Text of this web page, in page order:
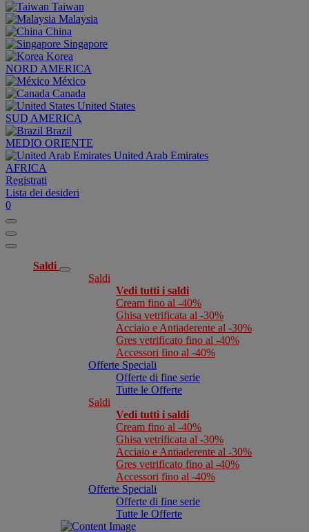
Taiwan
Malaysia
China
Singapore
Korea
NORD AMERICA
México
Canada
United States
SUD AMERICA
Brazil
MEDIO ORIENTE
United Arab Emirates
AFRICA
Registrati
Lista dei desideri
0
Saldi
Saldi
Vedi tutti i saldi
Cream fino al -40%
Ghisa vetrificata al -30%
Acciaio e Antiaderente al -30%
Gres vetrificato fino al -40%
Accessori fino al -40%
Offerte Speciali
Offerte di fine serie
Tutte le Offerte
Saldi
Vedi tutti i saldi
Cream fino al -40%
Ghisa vetrificata al -30%
Acciaio e Antiaderente al -30%
Gres vetrificato fino al -40%
Accessori fino al -40%
Offerte Speciali
Offerte di fine serie
Tutte le Offerte